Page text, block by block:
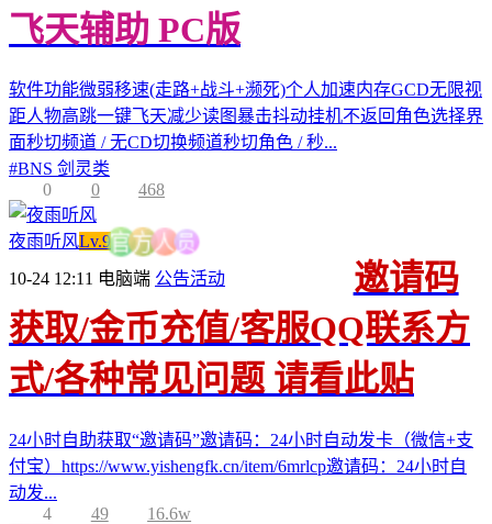
飞天辅助 PC版
软件功能微弱移速(走路+战斗+濒死)个人加速内存GCD无限视
距人物高跳一键飞天减少读图暴击抖动挂机不返回角色选择界
面秒切频道 / 无CD切换频道秒切角色 / 秒...
#BNS 剑灵类
0
0 468
夜雨听风Lv.9官 方 人员
10-24 12:11 电脑端 公告活动
邀请码
获取/金币充值/客服QQ联系方
式/各种常见问题 请看此贴
24小时自助获取“邀请码”邀请码：24小时自动发卡（微信+支
付宝）https://www.yishengfk.cn/item/6mrlcp邀请码：24小时自
动发...
4
49 16.6w